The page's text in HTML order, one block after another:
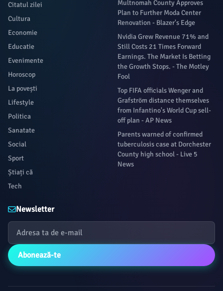
Citatul zilei
Cultura
Economie
Educatie
Evenimente
Horoscop
La povești
Lifestyle
Politica
Sanatate
Social
Sport
Știați că
Tech
Multnomah County Approves
Plan to Further Moda Center
Renovation - Blazer's Edge
Nvidia Grew Revenue 71% and
Still Costs 21 Times Forward
Earnings. The Market Is Betting
the Growth Stops. - The Motley
Fool
Top FIFA officials Wenger and
Grafström distance themselves
from Infantino's World Cup sell-
off plan - AP News
Parents warned of confirmed
tuberculosis case at Dorchester
County high school - Live 5
News
Newsletter
Abonează-te